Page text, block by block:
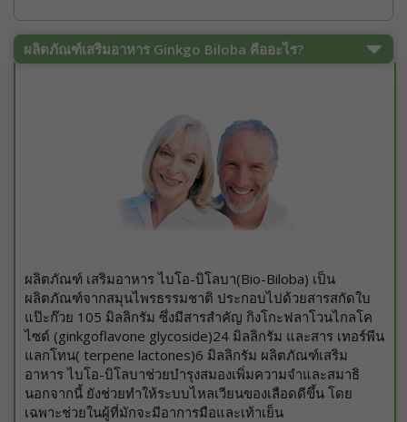
ผลิตภัณฑ์เสริมอาหาร Ginkgo Biloba คืออะไร?
ผลิตภัณฑ์ เสริมอาหาร ไบโอ-บิโลบา(Bio-Biloba) เป็น
ผลิตภัณฑ์จากสมุนไพรธรรมชาติ ประกอบไปด้วยสารสกัดใบ
แป๊ะก๊วย 105 มิลลิกรัม ซึ่งมีสารสำคัญ กิงโกะฟลาโวนไกลโค
ไซด์ (ginkgoflavone glycoside)24 มิลลิกรัม และสาร เทอร์พีน
แลกโทน( terpene lactones)6 มิลลิกรัม ผลิตภัณฑ์เสริม
อาหาร ไบโอ-บิโลบาช่วยบำรุงสมองเพิ่มความจำและสมาธิ
นอกจากนี้ ยังช่วยทำให้ระบบไหลเวียนของเลือดดีขึ้น โดย
เฉพาะช่วยในผู้ที่มักจะมีอาการมือและเท้าเย็น